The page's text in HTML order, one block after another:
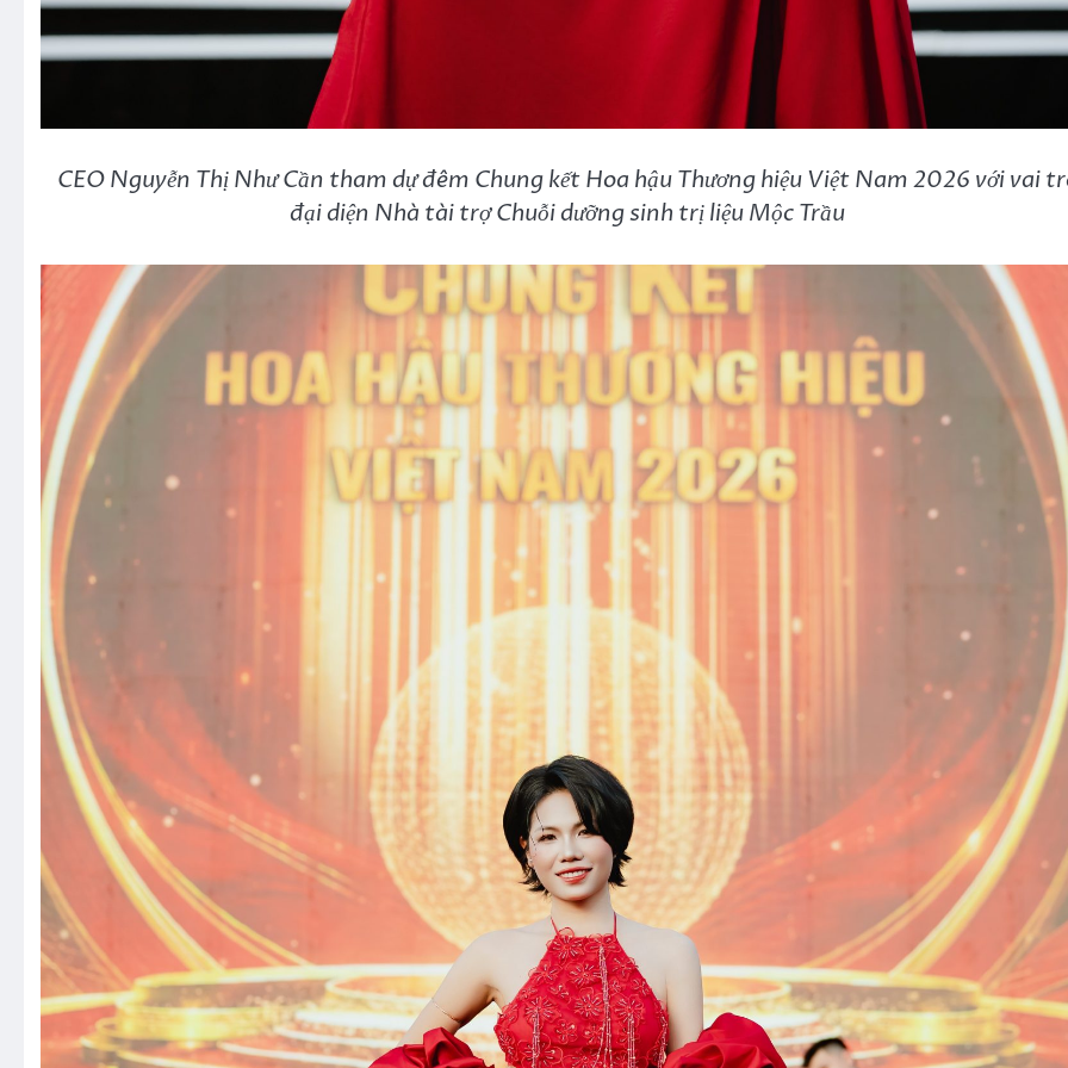
CEO Nguyễn Thị Như Cần tham dự đêm Chung kết Hoa hậu Thương hiệu Việt Nam 2026 với vai
đại diện Nhà tài trợ Chuỗi dưỡng sinh trị liệu Mộc Trầu